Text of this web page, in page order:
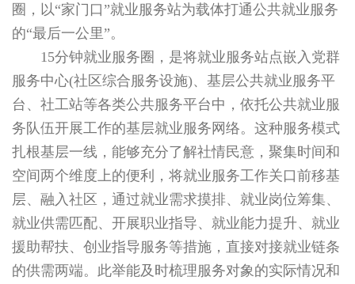
圈，以“家门口”就业服务站为载体打通公共就业服务
的“最后一公里”。
15分钟就业服务圈，是将就业服务站点嵌入党群
服务中心(社区综合服务设施)、基层公共就业服务平
台、社工站等各类公共服务平台中，依托公共就业服
务队伍开展工作的基层就业服务网络。这种服务模式
扎根基层一线，能够充分了解社情民意，聚集时间和
空间两个维度上的便利，将就业服务工作关口前移基
层、融入社区，通过就业需求摸排、就业岗位筹集、
就业供需匹配、开展职业指导、就业能力提升、就业
援助帮扶、创业指导服务等措施，直接对接就业链条
的供需两端。此举能及时梳理服务对象的实际情况和